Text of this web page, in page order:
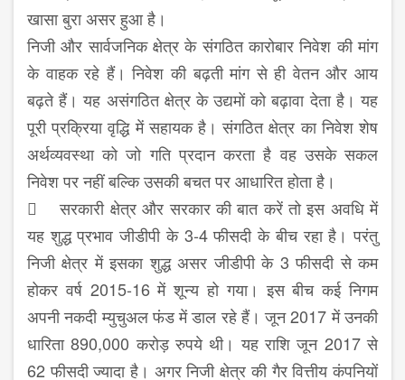
खासा बुरा असर हुआ है।
निजी और सार्वजनिक क्षेत्र के संगठित कारोबार निवेश की मांग
के वाहक रहे हैं। निवेश की बढ़ती मांग से ही वेतन और आय
बढ़ते हैं। यह असंगठित क्षेत्र के उद्यमों को बढ़ावा देता है। यह
पूरी प्रक्रिया वृद्धि में सहायक है। संगठित क्षेत्र का निवेश शेष
अर्थव्यवस्था को जो गति प्रदान करता है वह उसके सकल
निवेश पर नहीं बल्कि उसकी बचत पर आधारित होता है।
 सरकारी क्षेत्र और सरकार की बात करें तो इस अवधि में
यह शुद्ध प्रभाव जीडीपी के 3-4 फीसदी के बीच रहा है। परंतु
निजी क्षेत्र में इसका शुद्ध असर जीडीपी के 3 फीसदी से कम
होकर वर्ष 2015-16 में शून्य हो गया। इस बीच कई निगम
अपनी नकदी म्युचुअल फंड में डाल रहे हैं। जून 2017 में उनकी
धारिता 890,000 करोड़ रुपये थी। यह राशि जून 2017 से
62 फीसदी ज्यादा है। अगर निजी क्षेत्र की गैर वित्तीय कंपनियों